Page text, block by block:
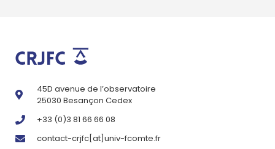
45D avenue de l’observatoire
25030 Besançon Cedex
+33 (0)3 81 66 66 08
contact-crjfc[at]univ-fcomte.fr